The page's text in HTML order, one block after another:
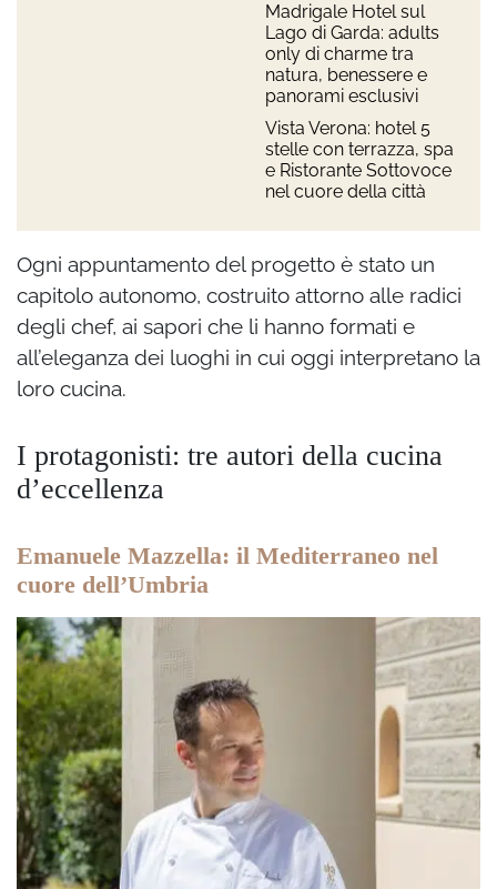
Madrigale Hotel sul
Lago di Garda: adults
only di charme tra
natura, benessere e
panorami esclusivi
Vista Verona: hotel 5
stelle con terrazza, spa
e Ristorante Sottovoce
nel cuore della città
Ogni appuntamento del progetto è stato un
capitolo autonomo, costruito attorno alle radici
degli chef, ai sapori che li hanno formati e
all’eleganza dei luoghi in cui oggi interpretano la
loro cucina.
I protagonisti: tre autori della cucina
d’eccellenza
Emanuele Mazzella: il Mediterraneo nel
cuore dell’Umbria